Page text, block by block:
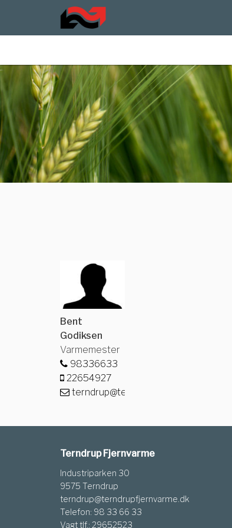
Bent
Godiksen
Varmemester
98336633
22654927
terndrup@terndrupfjernvarme.dk
Terndrup Fjernvarme
Industriparken 30
9575 Terndrup
terndrup@terndrupfjernvarme.dk
Telefon: 98 33 66 33
Vagt tlf.: 29652523